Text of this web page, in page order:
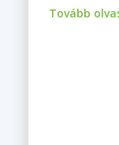
Tovább